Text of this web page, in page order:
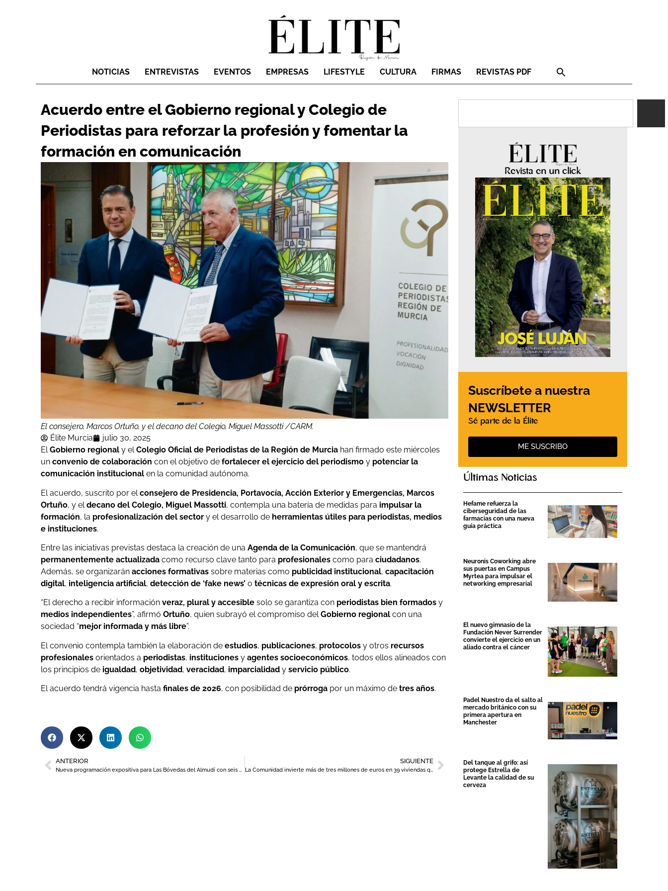
NOTICIAS ENTREVISTAS EVENTOS EMPRESAS LIFESTYLE CULTURA FIRMAS REVISTAS PDF
Acuerdo entre el Gobierno regional y Colegio de
Periodistas para reforzar la profesión y fomentar la
formación en comunicación
El consejero, Marcos Ortuño, y el decano del Colegio, Miguel Massotti /CARM.
Élite Murcia
julio 30, 2025
ElGobierno regional y elColegio Oficial de Periodistas de la Región de Murcia han firmado este miércoles
un convenio de colaboración con el objetivo de fortalecer el ejercicio del periodismo y potenciar la
comunicación institucional en la comunidad autónoma.
El acuerdo, suscrito por el consejero de Presidencia, Portavocía, Acción Exterior y Emergencias, Marcos
Ortuño, y el decano del Colegio, Miguel Massotti, contempla una batería de medidas para impulsar la
formación, la profesionalización del sector y el desarrollo de herramientas útiles para periodistas, medios
e instituciones.
Entre las iniciativas previstas destaca la creación de una Agenda de la Comunicación, que se mantendrá
permanentemente actualizada como recurso clave tanto para profesionales como para ciudadanos.
Además, se organizarán acciones formativas sobre materias como publicidad institucional, capacitación
digital, inteligencia artificial, detección de ‘fake news’ o técnicas de expresión oral y escrita.
“El derecho a recibir información veraz, plural y accesible solo se garantiza con periodistas bien formados y
medios independientes”, afirmó Ortuño, quien subrayó el compromiso delGobierno regional con una
sociedad “mejor informada y más libre”.
El convenio contempla también la elaboración de estudios, publicaciones, protocolos y otros recursos
profesionales orientados a periodistas, instituciones y agentes socioeconómicos, todos ellos alineados con
los principios de igualdad, objetividad, veracidad, imparcialidad y servicio público.
El acuerdo tendrá vigencia hasta finales de 2026, con posibilidad de prórroga por un máximo de tres años.
ANTERIOR
Nueva programación expositiva para Las Bóvedas del Almudí con seis artistas emergentes
SIGUIENTE
La Comunidad invierte más de tres millones de euros en 39 viviendas que cede a 15 municipios para alquiler asequible
Revista en un click
Suscríbete a nuestra
NEWSLETTER
Sé parte de la Élite
ME SUSCRIBO
Últimas Noticias
Hefame refuerza la
ciberseguridad de las
farmacias con una nueva
guía práctica
Neuronis Coworking abre
sus puertas en Campus
Myrtea para impulsar el
networking empresarial
El nuevo gimnasio de la
Fundación Never Surrender
convierte el ejercicio en un
aliado contra el cáncer
Padel Nuestro da el salto al
mercado británico con su
primera apertura en
Manchester
Del tanque al grifo: así
protege Estrella de
Levante la calidad de su
cerveza